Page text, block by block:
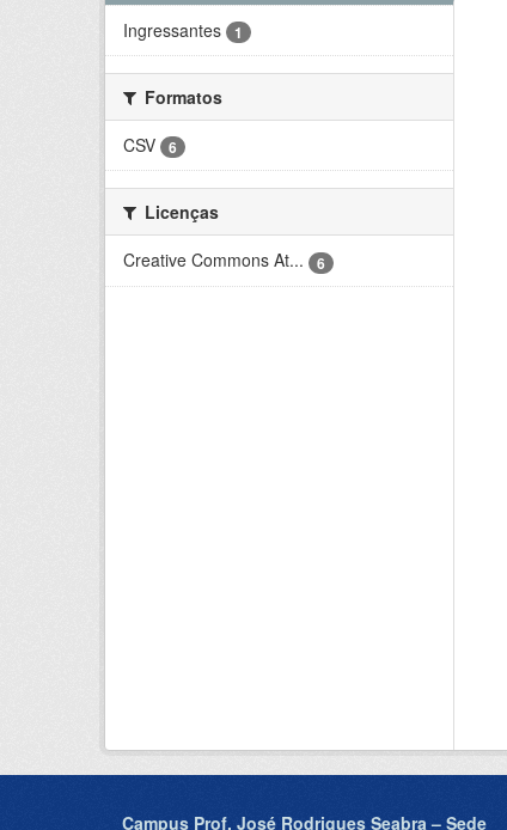
Ingressantes 1
Formatos
CSV
6
Licenças
Creative Commons At...
6
Campus Prof. José Rodrigues Seabra – Sede